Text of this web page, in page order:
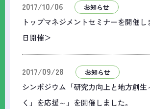
2017/10/06 お知らせ
トップマネジメントセミナーを開催し
日開催＞
2017/09/28 お知らせ
シンポジウム「研究力向上と地方創生
く」を応援～」を開催しました。